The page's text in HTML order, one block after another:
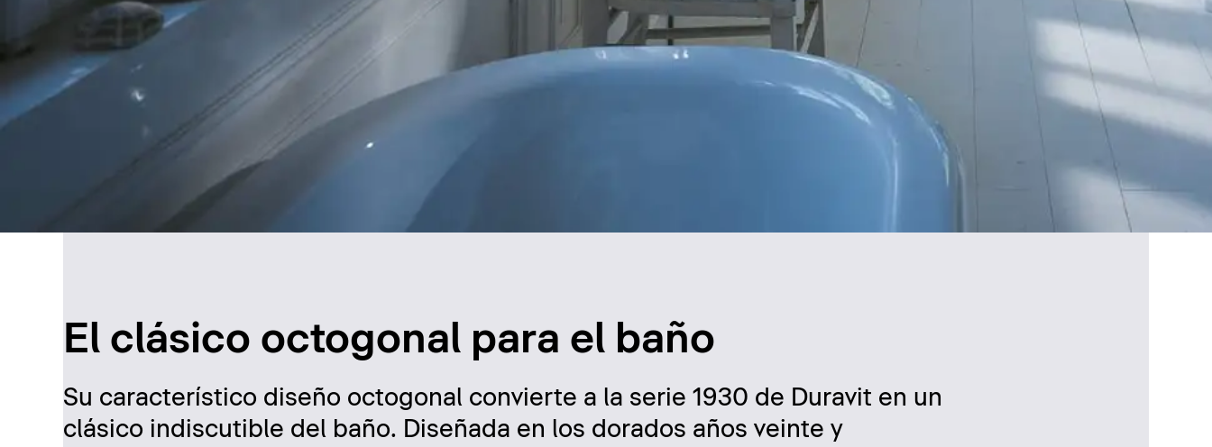
El clásico octogonal para el baño
Su característico diseño octogonal convierte a la serie 1930 de Duravit en un
clásico indiscutible del baño. Diseñada en los dorados años veinte y